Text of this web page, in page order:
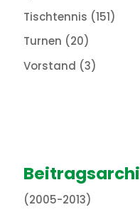
Tischtennis (151)
Turnen (20)
Vorstand (3)
(2005-2013)